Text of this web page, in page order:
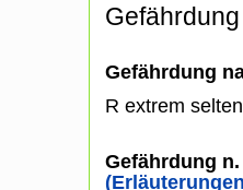
Gefährdung
Gefährdung
R extrem selten
Gefährdung